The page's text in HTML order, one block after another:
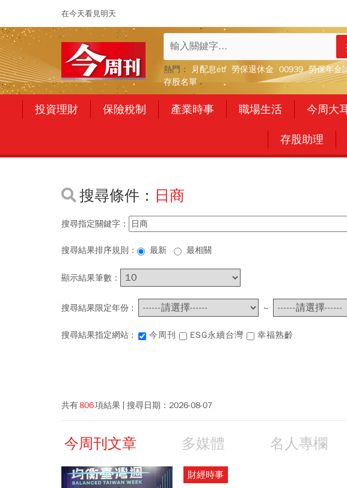
在今天看見明天
熱門： 月配息etf 勞保退休金 00939 勞保年金
存股名單
投資理財 保險稅制 產業時事 職場生活 今周大
存股助理
搜尋條件： 日商
搜尋指定關鍵字：
搜尋結果排序規則： 最新 最相關
顯示結果筆數：
搜尋結果限定年份 : ~
搜尋結果指定網站 : 今周刊 ESG永續台灣 幸福熟齡
共有806項結果 搜尋日期： 2026-08-07
今周刊文章 多媒體 名人專欄
財經時事